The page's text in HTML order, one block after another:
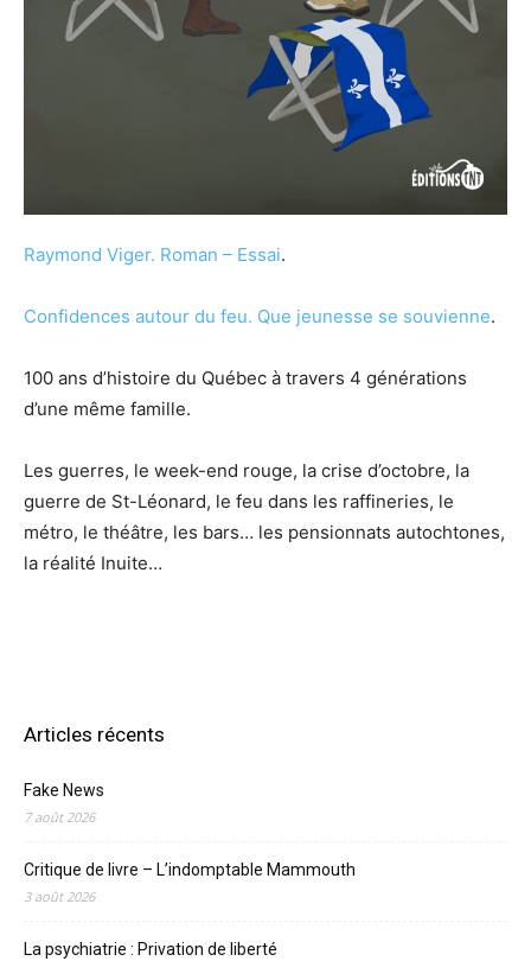
Raymond Viger. Roman – Essai.
Confidences autour du feu. Que jeunesse se souvienne.
100 ans d’histoire du Québec à travers 4 générations
d’une même famille.
Les guerres, le week-end rouge, la crise d’octobre, la
guerre de St-Léonard, le feu dans les raffineries, le
métro, le théâtre, les bars… les pensionnats autochtones,
la réalité Inuite…
Articles récents
Fake News
7 août 2026
Critique de livre – L’indomptable Mammouth
3 août 2026
La psychiatrie : Privation de liberté